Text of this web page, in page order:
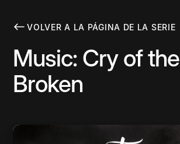
VOLVER A LA PÁGINA DE LA SERIE
Music: Cry of the
Broken